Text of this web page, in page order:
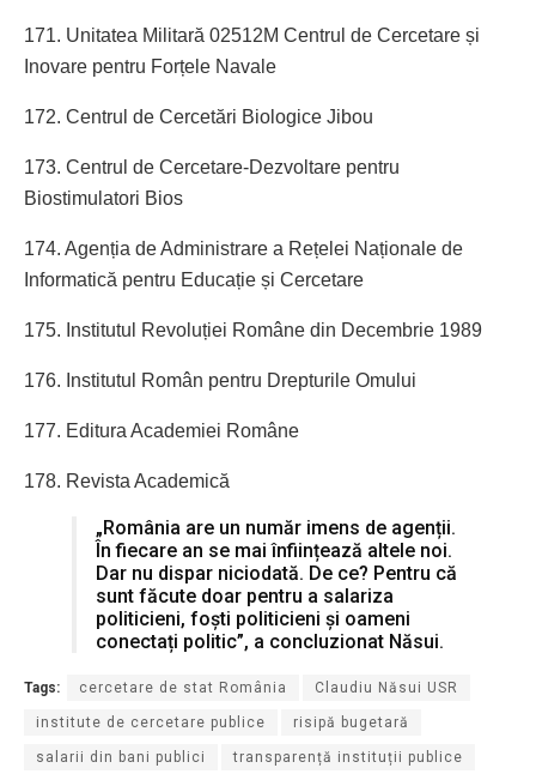
171. Unitatea Militară 02512M Centrul de Cercetare și
Inovare pentru Forțele Navale
172. Centrul de Cercetări Biologice Jibou
173. Centrul de Cercetare-Dezvoltare pentru
Biostimulatori Bios
174. Agenția de Administrare a Rețelei Naționale de
Informatică pentru Educație și Cercetare
175. Institutul Revoluției Române din Decembrie 1989
176. Institutul Român pentru Drepturile Omului
177. Editura Academiei Române
178. Revista Academică
„România are un număr imens de agenții.
În fiecare an se mai înființează altele noi.
Dar nu dispar niciodată. De ce? Pentru că
sunt făcute doar pentru a salariza
politicieni, foști politicieni și oameni
conectați politic”, a concluzionat Năsui.
Tags: cercetare de stat România Claudiu Năsui USR
institute de cercetare publice risipă bugetară
salarii din bani publici transparență instituții publice